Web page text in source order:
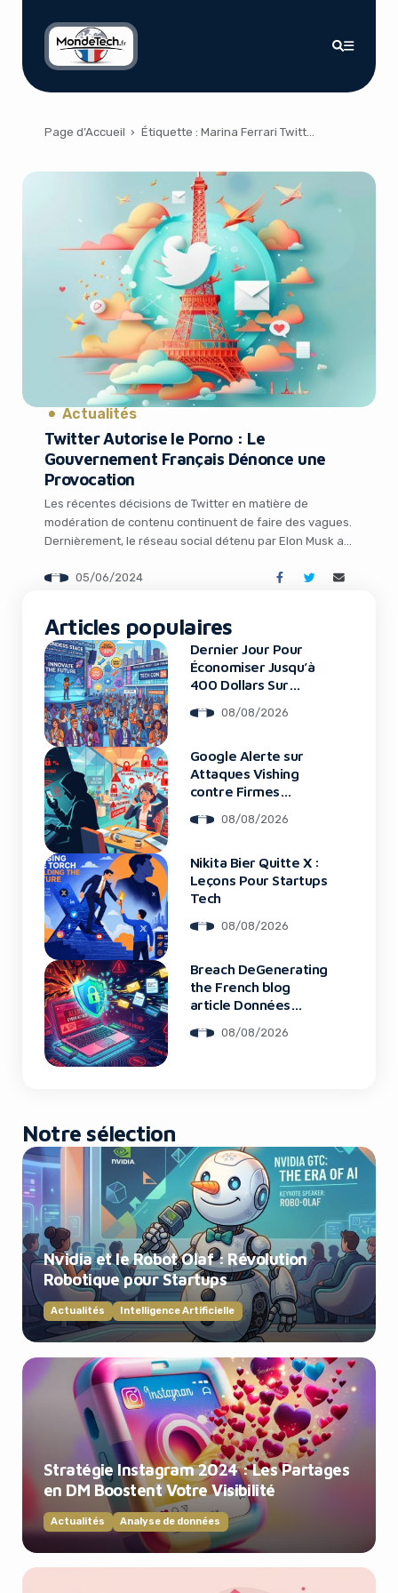
Page d’Accueil › Étiquette : Marina Ferrari Twitter
Actualités
Twitter Autorise le Porno : Le
Gouvernement Français Dénonce une
Provocation
Les récentes décisions de Twitter en matière de
modération de contenu continuent de faire des vagues.
Dernièrement, le réseau social détenu par Elon Musk a
utilisateurs à partager du contenu pornographique,
porno, la France […]
05/06/2024
Articles populaires
Dernier Jour Pour
Économiser Jusqu’à
400 Dollars Sur
202608/08/2026
Google Alerte sur
Attaques Vishing
contre Firmes
08/08/2026
Nikita Bier Quitte X :
Leçons Pour Startups
Tech
08/08/2026
Breach DeGenerating
the French blog
article Données
Les Clients Touchés
08/08/2026
Notre sélection
Nvidia et le Robot Olaf : Révolution
Robotique pour Startups
Actualités Intelligence Artificielle
Stratégie Instagram 2024 : Les Partages
en DM Boostent Votre Visibilité
Actualités Analyse de données
using an ad-blocker!
Yes, I will turn off Ad-Blocker
No Thanks